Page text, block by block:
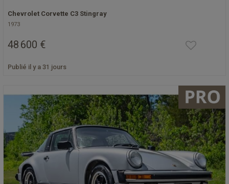
Chevrolet Corvette C3 Stingray
1973
48 600 €
Publié il y a 31 jours